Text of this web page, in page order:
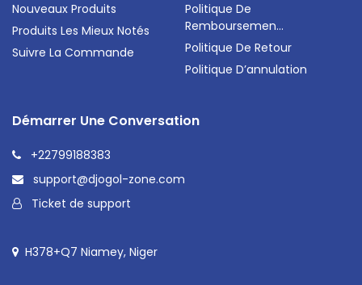
Nouveaux Produits
Produits Les Mieux Notés
Suivre La Commande
Politique De
Remboursemen...
Politique De Retour
Politique D’annulation
Démarrer Une Conversation
+22799188383
support@djogol-zone.com
Ticket de support
H378+Q7 Niamey, Niger